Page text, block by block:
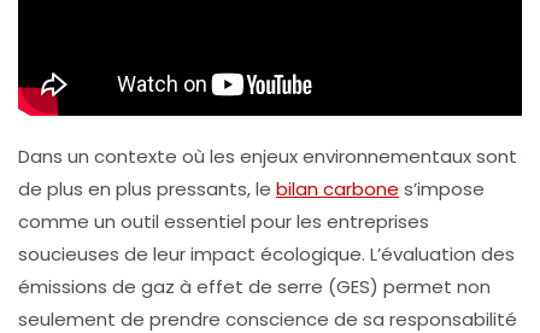
Dans un contexte où les enjeux environnementaux sont
de plus en plus pressants, le bilan carbone s’impose
comme un outil essentiel pour les entreprises
soucieuses de leur impact écologique. L’évaluation des
émissions de gaz à effet de serre (GES) permet non
seulement de prendre conscience de sa responsabilité